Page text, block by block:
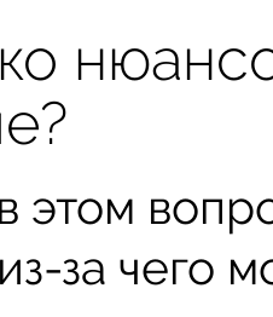
этом
за чего